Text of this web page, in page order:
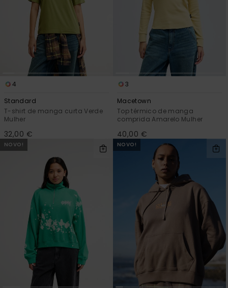
4
Standard
T-shirt de manga curta Verde
Mulher
32,00 €
3
Macetown
Top térmico de manga
comprida Amarelo Mulher
40,00 €
NOVO! NOVO!